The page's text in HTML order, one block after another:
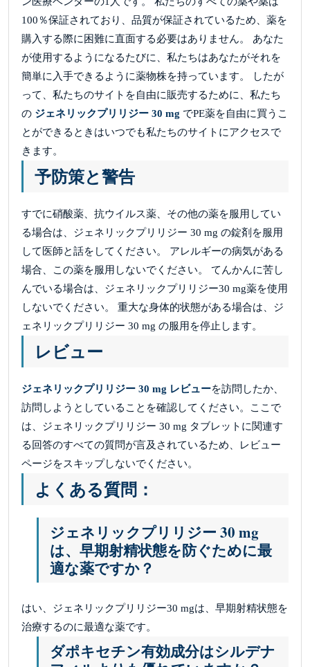
100％保証されており、品質が保証されているため、薬を
購入する際に困難に直面する必要はありません。 あなた
が使用するようになるたびに、私たちはあなたがそれを
簡単に入手できるように薬物株を持っています。 したが
って、私たちのサイトを自由に販売するために、私たち
の ジェネリックプリリジー 30 mg でPE薬を自由に買うこ
とができるときはいつでも私たちのサイトにアクセスで
きます。
予防策と警告
すでに硝酸薬、抗ウイルス薬、その他の薬を服用してい
る場合は、ジェネリックプリリジー 30 mg の錠剤を服用
して医師と話をしてください。 アレルギーの病気がある
場合、この薬を服用しないでください。 てんかんに苦し
んでいる場合は、ジェネリックプリリジー30 mg薬を使用
しないでください。 重大な身体的状態がある場合は、ジ
ェネリックプリリジー 30 mg の服用を停止します。
レビュー
ジェネリックプリリジー 30 mg レビューを訪問したか、
訪問しようとしていることを確認してください。ここで
は、ジェネリックプリリジー 30 mg タブレットに関連す
る回答のすべての質問が言及されているため、レビュー
ページをスキップしないでください。
よくある質問：
ジェネリックプリリジー 30 mg
は、早期射精状態を防ぐために最
適な薬ですか？
はい、ジェネリックプリリジー30 mgは、早期射精状態を
治療するのに最適な薬です。
ダポキセチン有効成分はシルデナ